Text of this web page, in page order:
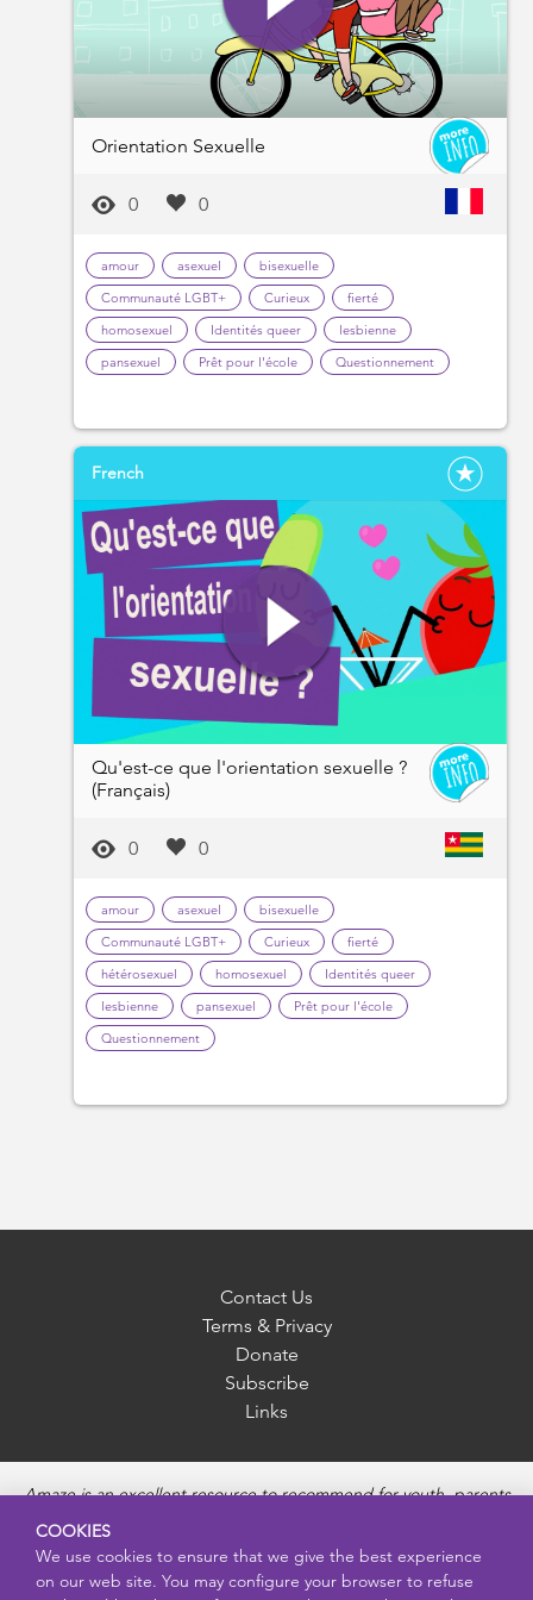
Orientation Sexuelle
0 0
amour asexuel
bisexuelle
Communauté LGBT+
Curieux
fierté
homosexuel
Identités queer
lesbienne
pansexuel
Prêt pour l'école Questionnement
French
Qu'est-ce que l'orientation sexuelle ?
(Français)
0 0
amour asexuel
bisexuelle
Communauté LGBT+
Curieux
fierté
hétérosexuel
homosexuel
Identités queer
lesbienne
pansexuel
Prêt pour l'école
Questionnement
Contact Us
Terms & Privacy
Donate
Subscribe
Links
Amaze is an excellent resource to recommend for youth, parents
and educators to provide unbiased, accurate and age
appropriate information and answer questions about Puberty,
Sexual Health topics, Healthy Relationships, Pregnancy and
Reproductive topics, Online safety, and Sexually Transmitted
COOKIES
We use cookies to ensure that we give the best experience
on our web site. You may configure your browser to refuse